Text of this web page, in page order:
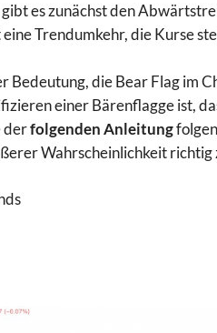
es zunächst den
Trendumkehr, die Kurse
Bedeutung, die Bear Flag im
einer Bärenflagge ist,
derfolgenden Anleitung
Wahrscheinlichkeit richtig